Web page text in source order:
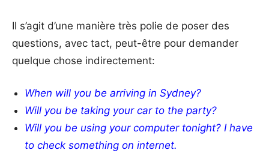
Il s’agit d’une manière très polie de poser des
questions, avec tact, peut-être pour demander
quelque chose indirectement:
When will you be arriving in Sydney?
Will you be taking your car to the party?
Will you be using your computer tonight? I have
to check something on internet.